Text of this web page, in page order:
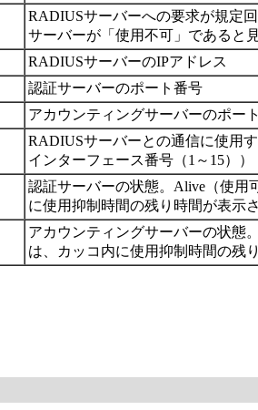
RADIUSサーバーへの要求が規定
サーバーが「使用不可」であると
RADIUSサーバーのIPアドレス
認証サーバーのポート番号
アカウンティングサーバーのポー
RADIUSサーバーとの通信に使用
インターフェース番号（1～15））
認証サーバーの状態。Alive（使用
に使用抑制時間の残り時間が表示
アカウンティングサーバーの状態
は、カッコ内に使用抑制時間の残